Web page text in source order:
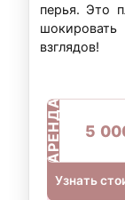
перья. Это
шокировать
взглядов!
АРЕНДА 5
Узнать